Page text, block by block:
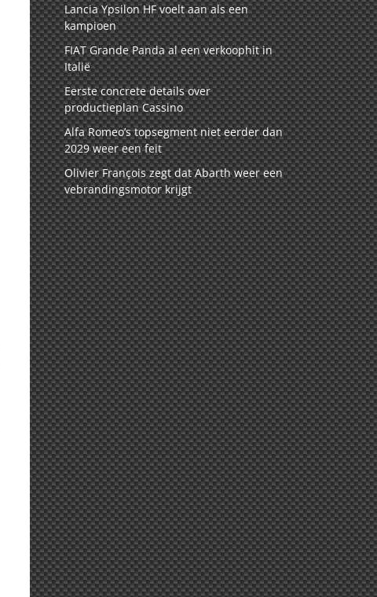
Lancia Ypsilon HF voelt aan als een
kampioen
FIAT Grande Panda al een verkoophit in
Italië
Eerste concrete details over
productieplan Cassino
Alfa Romeo’s topsegment niet eerder dan
2029 weer een feit
Olivier François zegt dat Abarth weer een
vebrandingsmotor krijgt